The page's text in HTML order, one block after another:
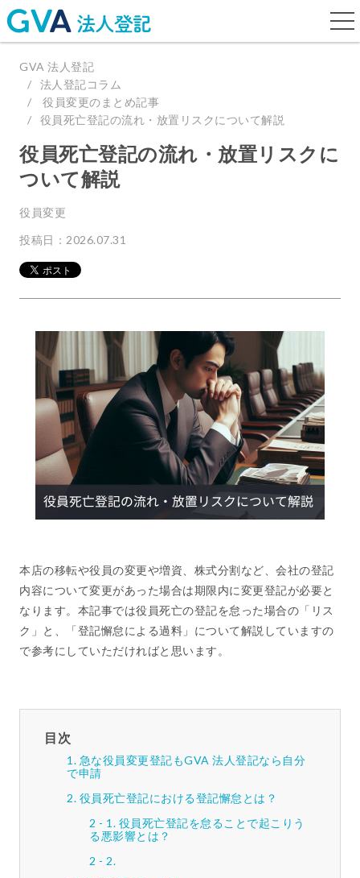
GVA 法人登記
法人登記コラム
役員変更のまとめ記事
役員死亡登記の流れ・放置リスクについて解説
役員死亡登記の流れ・放置リスクに
ついて解説
役員変更
投稿日：2026.07.31
本店の移転や役員の変更や増資、株式分割など、会社の登記
内容について変更があった場合は期限内に変更登記が必要と
なります。本記事では役員死亡の登記を怠った場合の「リス
ク」と、「登記懈怠による過料」について解説していますの
で参考にしていただければと思います。
目次
急な役員変更登記もGVA 法人登記なら自分
で申請
役員死亡登記における登記懈怠とは？
役員死亡登記を怠ることで起こりう
る悪影響とは？